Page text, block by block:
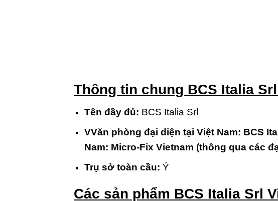
Thông tin chung BCS Italia
Tên đầy đủ: BCS Italia Srl
VVăn phòng đại diện tại Việt Nam: BCS
Nam: Micro-Fix Vietnam (thông qua các
Trụ sở toàn cầu: Ý
Các sản phẩm BCS Italia Srl